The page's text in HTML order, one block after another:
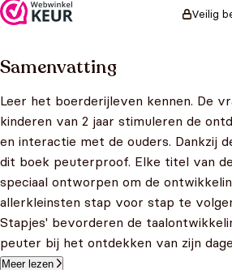
Veilig
Samenvatting
Leer het boerderijleven kennen. De
kinderen van 2 jaar stimuleren de
en interactie met de ouders. Dankzij
dit boek peuterproof. Elke titel van
speciaal ontworpen om de
allerkleinsten stap voor stap te
Stapjes' bevorderen de
peuter bij het ontdekken van zijn
Meer lezen